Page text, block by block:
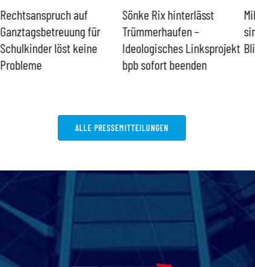
Rechtsanspruch auf
Ganztagsbetreuung für
Schulkinder löst keine
Probleme
Sönke Rix hinterlässt
Trümmerhaufen –
Ideologisches Linksprojekt
bpb sofort beenden
ALLE PRESSEMITTEILUNGEN